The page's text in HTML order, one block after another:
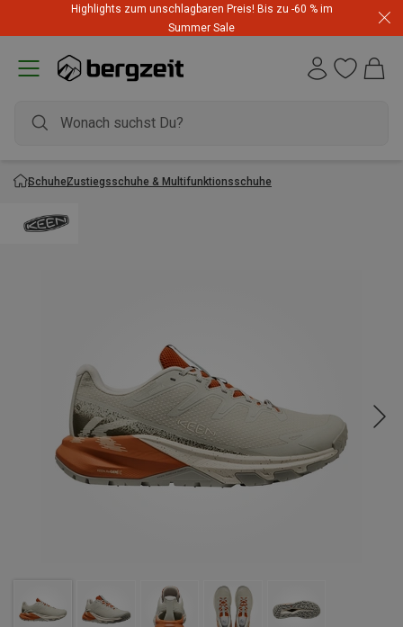
Highlights zum unschlagbaren Preis! Bis zu -60 % im
Summer Sale
SchuheZustiegsschuhe & Multifunktionsschuhe